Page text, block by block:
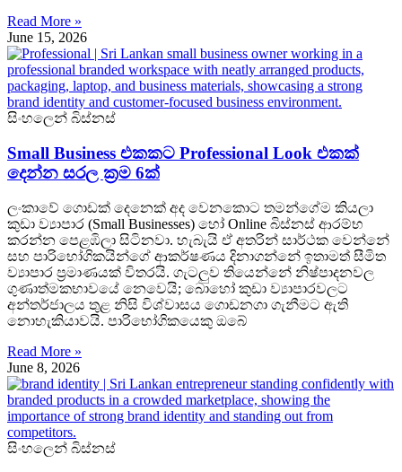
Read More »
June 15, 2026
සිංහලෙන් බිස්නස්
Small Business එකකට Professional Look එකක්
දෙන්න සරල ක්‍රම 6ක්
ලංකාවේ ගොඩක් දෙනෙක් අද වෙනකොට තමන්ගේම කියලා
කුඩා ව්‍යාපාර (Small Businesses) හෝ Online බිස්නස් ආරම්භ
කරන්න පෙළඹිලා සිටිනවා. හැබැයි ඒ අතරින් සාර්ථක වෙන්නේ
සහ පාරිභෝගිකයින්ගේ ආකර්ෂණය දිනාගන්නේ ඉතාමත් සීමිත
ව්‍යාපාර ප්‍රමාණයක් විතරයි. ගැටලුව තියෙන්නේ නිෂ්පාදනවල
ගුණාත්මකභාවයේ නෙවෙයි; බොහෝ කුඩා ව්‍යාපාරවලට
අන්තර්ජාලය තුළ නිසි විශ්වාසය ගොඩනගා ගැනීමට ඇති
නොහැකියාවයි. පාරිභෝගිකයෙකු ඔබේ
Read More »
June 8, 2026
සිංහලෙන් බිස්නස්